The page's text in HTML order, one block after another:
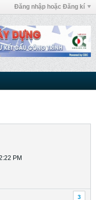
Đăng nhập hoặc Đăng kí
PM
3